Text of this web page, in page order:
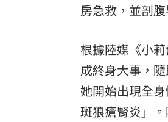
房急救，並剖
根據陸媒《小
成終身大事，
她開始出現全
斑狼瘡腎炎」